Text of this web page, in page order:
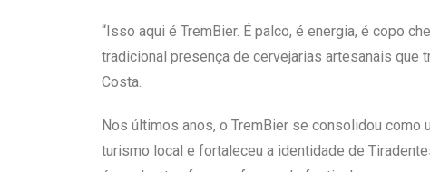
“Isso aqui é TremBier. É palco, é energia, é copo
tradicional presença de cervejarias artesanais que
Costa.
Nos últimos anos, o TremBier se consolidou
turismo local e fortaleceu a identidade de